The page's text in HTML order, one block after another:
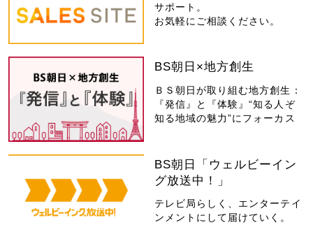
サポート。
お気軽にご相談ください。
BS朝日×地方創生
ＢＳ朝日が取り組む地方創生：
『発信』と『体験』“知る人ぞ
知る地域の魅力”にフォーカス
BS朝日「ウェルビーイン
グ放送中！」
テレビ局らしく、エンターテイ
ンメントにして届けていく。